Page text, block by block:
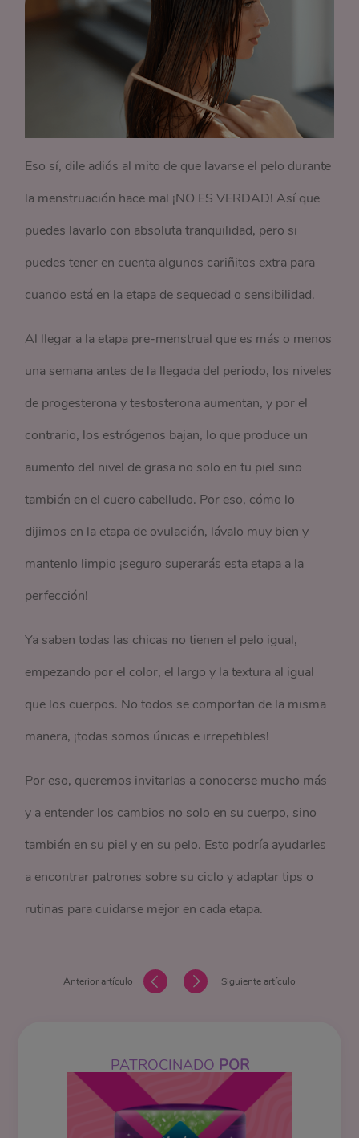
Eso sí, dile adiós al mito de que lavarse el pelo durante
la menstruación hace mal ¡NO ES VERDAD! Así que
puedes lavarlo con absoluta tranquilidad, pero si
puedes tener en cuenta algunos cariñitos extra para
cuando está en la etapa de sequedad o sensibilidad.
Al llegar a la etapa pre-menstrual que es más o menos
una semana antes de la llegada del periodo, los niveles
de progesterona y testosterona aumentan, y por el
contrario, los estrógenos bajan, lo que produce un
aumento del nivel de grasa no solo en tu piel sino
también en el cuero cabelludo. Por eso, cómo lo
dijimos en la etapa de ovulación, lávalo muy bien y
mantenlo limpio ¡seguro superarás esta etapa a la
perfección!
Ya saben todas las chicas no tienen el pelo igual,
empezando por el color, el largo y la textura al igual
que los cuerpos. No todos se comportan de la misma
manera, ¡todas somos únicas e irrepetibles!
Por eso, queremos invitarlas a conocerse mucho más
y a entender los cambios no solo en su cuerpo, sino
también en su piel y en su pelo. Esto podría ayudarles
a encontrar patrones sobre su ciclo y adaptar tips o
rutinas para cuidarse mejor en cada etapa.
Anterior artículo Siguiente artículo
PATROCINADO POR